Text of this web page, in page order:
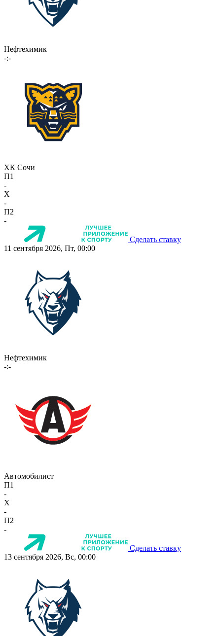
Нефтехимик
-:-
ХК Сочи
П1
-
X
-
П2
-
Сделать ставку
11 сентября 2026, Пт, 00:00
Нефтехимик
-:-
Автомобилист
П1
-
X
-
П2
-
Сделать ставку
13 сентября 2026, Вс, 00:00